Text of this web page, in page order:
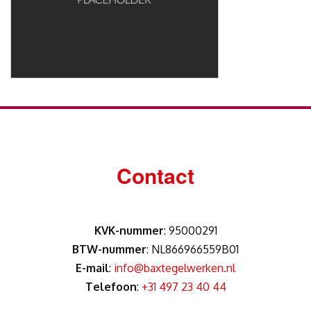
Contact
KVK-nummer: 95000291
BTW-nummer: NL866966559B01
E-mail: info@baxtegelwerken.nl
Telefoon: +31 497 23 40 44